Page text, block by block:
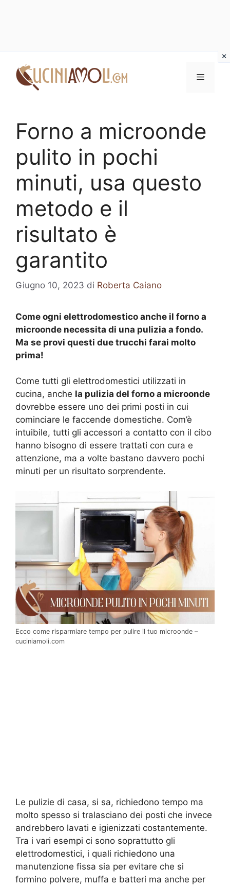
contenuto
Menu
Forno a microonde
pulito in pochi
minuti, usa questo
metodo e il
risultato è
garantito
Giugno 10, 2023 di Roberta Caiano
Come ogni elettrodomestico anche il forno a
microonde necessita di una pulizia a fondo.
Ma se provi questi due trucchi farai molto
prima!
Come tutti gli elettrodomestici utilizzati in
cucina, anche la pulizia del forno a microonde
dovrebbe essere uno dei primi posti in cui
cominciare le faccende domestiche. Com’è
intuibile, tutti gli accessori a contatto con il cibo
hanno bisogno di essere trattati con cura e
attenzione, ma a volte bastano davvero pochi
minuti per un risultato sorprendente.
Ecco come risparmiare tempo per pulire il tuo microonde –
cuciniamoli.com
Le pulizie di casa, si sa, richiedono tempo ma
molto spesso si tralasciano dei posti che invece
andrebbero lavati e igienizzati costantemente.
Tra i vari esempi ci sono soprattutto gli
elettrodomestici, i quali richiedono una
manutenzione fissa sia per evitare che si
formino polvere, muffa e batteri ma anche per